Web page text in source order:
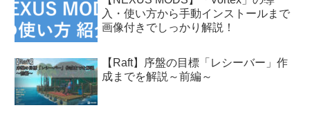
入・使い方から手動インストールまで
画像付きでしっかり解説！
【Raft】序盤の目標「レシーバー」作
成までを解説～前編～